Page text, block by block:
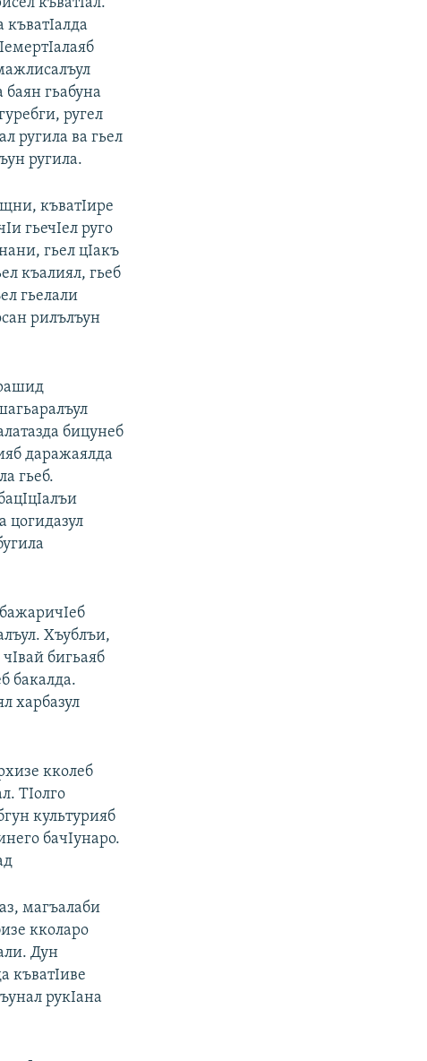
къватIалда
гьабуна
ругел
ругила ва гьел
ругила.
къватIире
гьечIел руго
гьел цIакъ
къалиял, гьеб
гьелали
рилълъун
бицунеб
даражаялда
гьеб.
цогидазул
Хъублъи,
бигьаяб
бакалда.
харбазул
кколеб
ТIолго
культурияб
бачIунаро.
магъалаби
кколаро
Дун
къватIиве
рукIана